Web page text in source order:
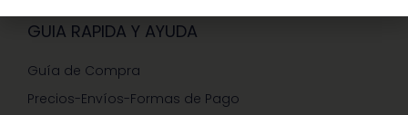
GUIA RAPIDA Y AYUDA
Guía de Compra
Precios-Envíos-Formas de Pago